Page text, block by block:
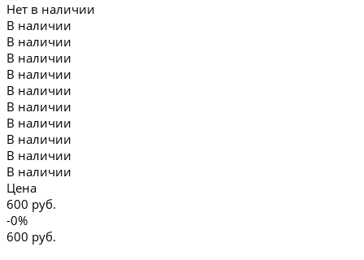
Нет в наличии
В наличии
В наличии
В наличии
В наличии
В наличии
В наличии
В наличии
В наличии
В наличии
В наличии
Цена
600 руб.
-0%
600 руб.